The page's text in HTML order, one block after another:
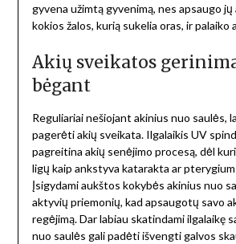
gyvena užimtą gyvenimą, nes apsaugo
kokios žalos, kurią sukelia oras, ir palaiko
Akių sveikatos
bėgant
Reguliariai nešiojant akinius nuo saulės,
pagerėti akių sveikata. Ilgalaikis UV
pagreitina akių senėjimo procesą, dėl
ligų kaip ankstyva katarakta ar
Įsigydami aukštos kokybės akinius nuo
aktyvių priemonių, kad apsaugotų savo
regėjimą. Dar labiau skatindami ilgalaikę
nuo saulės gali padėti išvengti galvos